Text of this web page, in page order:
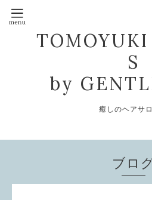
S
by
癒しのヘアサ
ブロ